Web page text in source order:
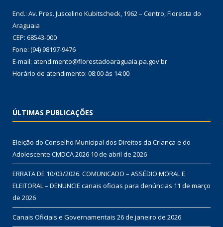
End.: Av. Pres. Juscelino Kubitscheck, 1962 – Centro, Floresta do
Araguaia
CEP: 68543-000
Fone: (94) 98197-9476
E-mail: atendimento@florestadoaraguaia.pa.gov.br
Horário de atendimento: 08:00 às 14:00
ÚLTIMAS PUBLICAÇÕES
Eleição do Conselho Municipal dos Direitos da Criança e do
Adolescente CMDCA 2026 10 de abril de 2026
ERRATA DE 10/03/2026. COMUNICADO – ASSÉDIO MORAL E
ELEITORAL – DENUNCIE canais oficias para denúncias 11 de março
de 2026
Canais Oficiais e Governamentais 26 de janeiro de 2026